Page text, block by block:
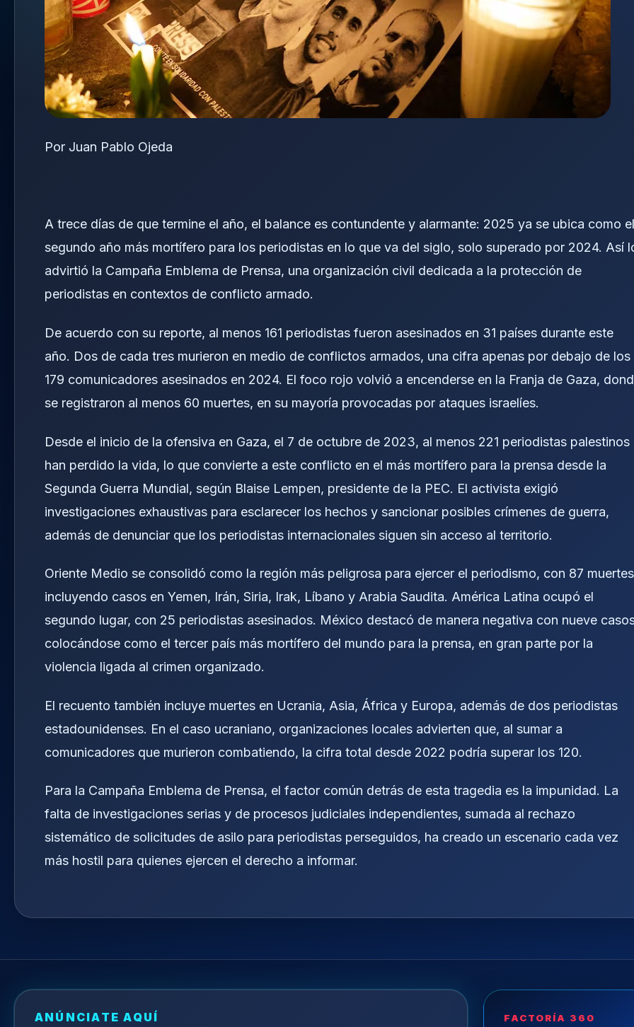
Por Juan Pablo Ojeda
A trece días de que termine el año, el balance es contundente y alarmante: 2025 ya se ubica como el
segundo año más mortífero para los periodistas en lo que va del siglo, solo superado por 2024. Así
advirtió la Campaña Emblema de Prensa, una organización civil dedicada a la protección de
periodistas en contextos de conflicto armado.
De acuerdo con su reporte, al menos 161 periodistas fueron asesinados en 31 países durante este
año. Dos de cada tres murieron en medio de conflictos armados, una cifra apenas por debajo de los
179 comunicadores asesinados en 2024. El foco rojo volvió a encenderse en la Franja de Gaza,
se registraron al menos 60 muertes, en su mayoría provocadas por ataques israelíes.
Desde el inicio de la ofensiva en Gaza, el 7 de octubre de 2023, al menos 221 periodistas palestinos
han perdido la vida, lo que convierte a este conflicto en el más mortífero para la prensa desde la
Segunda Guerra Mundial, según Blaise Lempen, presidente de la PEC. El activista exigió
investigaciones exhaustivas para esclarecer los hechos y sancionar posibles crímenes de guerra,
además de denunciar que los periodistas internacionales siguen sin acceso al territorio.
Oriente Medio se consolidó como la región más peligrosa para ejercer el periodismo, con 87
incluyendo casos en Yemen, Irán, Siria, Irak, Líbano y Arabia Saudita. América Latina ocupó el
segundo lugar, con 25 periodistas asesinados. México destacó de manera negativa con nueve
colocándose como el tercer país más mortífero del mundo para la prensa, en gran parte por la
violencia ligada al crimen organizado.
El recuento también incluye muertes en Ucrania, Asia, África y Europa, además de dos periodistas
estadounidenses. En el caso ucraniano, organizaciones locales advierten que, al sumar a
comunicadores que murieron combatiendo, la cifra total desde 2022 podría superar los 120.
Para la Campaña Emblema de Prensa, el factor común detrás de esta tragedia es la impunidad. La
falta de investigaciones serias y de procesos judiciales independientes, sumada al rechazo
sistemático de solicitudes de asilo para periodistas perseguidos, ha creado un escenario cada vez
más hostil para quienes ejercen el derecho a informar.
ANÚNCIATE AQUÍ FACTORÍA 360